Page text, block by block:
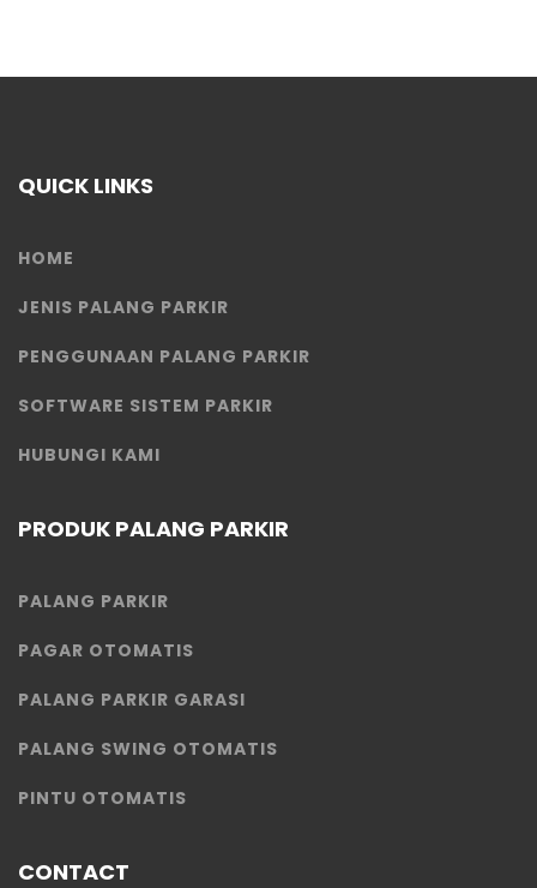
QUICK LINKS
HOME
JENIS PALANG PARKIR
PENGGUNAAN PALANG PARKIR
SOFTWARE SISTEM PARKIR
HUBUNGI KAMI
PRODUK PALANG PARKIR
PALANG PARKIR
PAGAR OTOMATIS
PALANG PARKIR GARASI
PALANG SWING OTOMATIS
PINTU OTOMATIS
CONTACT